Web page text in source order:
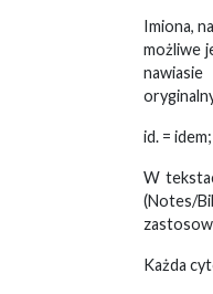
Imiona,
możliwe
id. =
W
(Notes/
Każda